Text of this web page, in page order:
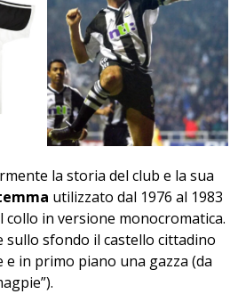
la storia del club e la sua
utilizzato dal 1976 al 1983
in versione monocromatica.
sullo sfondo il castello cittadino
e in primo piano una gazza (da